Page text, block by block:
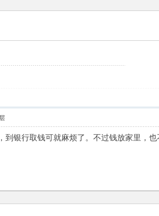
到银行取钱可就麻烦了。不过钱放家里，